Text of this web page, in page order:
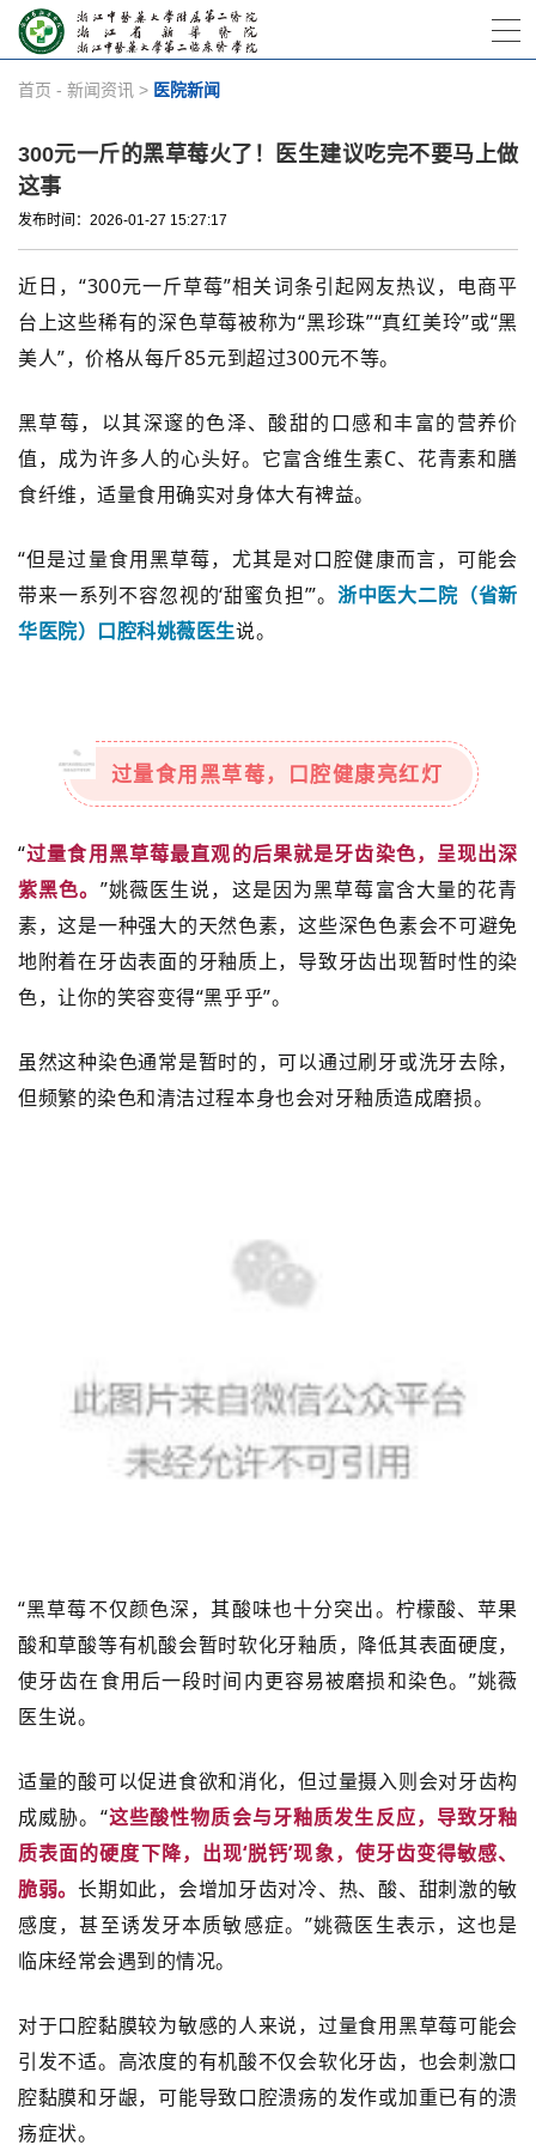
首页 - 新闻资讯 > 医院新闻
300元一斤的黑草莓火了！医生建议吃完不要马上做
这事
发布时间：2026-01-27 15:27:17
近日，“300元一斤草莓”相关词条引起网友热议，电商平
台上这些稀有的深色草莓被称为“黑珍珠”“真红美玲”或“黑
美人”，价格从每斤85元到超过300元不等。
黑草莓，以其深邃的色泽、酸甜的口感和丰富的营养价
值，成为许多人的心头好。它富含维生素C、花青素和膳
食纤维，适量食用确实对身体大有裨益。
“但是过量食用黑草莓，尤其是对口腔健康而言，可能会
带来一系列不容忽视的‘甜蜜负担’”。 浙中医大二院（省新
华医院）口腔科姚薇医生说。
过量食用黑草莓，口腔健康亮红灯
“过量食用黑草莓最直观的后果就是牙齿染色，呈现出深
紫黑色。 ”姚薇医生说，这是因为黑草莓富含大量的花青
素，这是一种强大的天然色素，这些深色色素会不可避免
地附着在牙齿表面的牙釉质上，导致牙齿出现暂时性的染
色，让你的笑容变得“黑乎乎”。
虽然这种染色通常是暂时的，可以通过刷牙或洗牙去除，
但频繁的染色和清洁过程本身也会对牙釉质造成磨损。
“黑草莓不仅颜色深，其酸味也十分突出。柠檬酸、苹果
酸和草酸等有机酸会暂时软化牙釉质，降低其表面硬度，
使牙齿在食用后一段时间内更容易被磨损和染色。”姚薇
医生说。
适量的酸可以促进食欲和消化，但过量摄入则会对牙齿构
成威胁。“这些酸性物质会与牙釉质发生反应，导致牙釉
质表面的硬度下降，出现‘脱钙’现象，使牙齿变得敏感、
脆弱。长期如此，会增加牙齿对冷、热、酸、甜刺激的敏
感度，甚至诱发牙本质敏感症。”姚薇医生表示，这也是
临床经常会遇到的情况。
对于口腔黏膜较为敏感的人来说，过量食用黑草莓可能会
引发不适。高浓度的有机酸不仅会软化牙齿，也会刺激口
腔黏膜和牙龈，可能导致口腔溃疡的发作或加重已有的溃
疡症状。